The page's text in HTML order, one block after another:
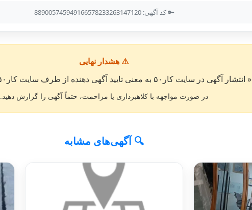
🔑 کد آگهی: 889005745949166578233263147120
⚠️ هشدار نهایی
« انتشار آگهی در سایت کار۵۰ به معنی تایید آگهی دهنده از طرف سایت کار۵۰ نمی باشد. »
در صورت مواجهه با کلاهبرداری یا مزاحمت، حتماً آگهی را گزارش دهید.
🔍 آگهی‌های مشابه